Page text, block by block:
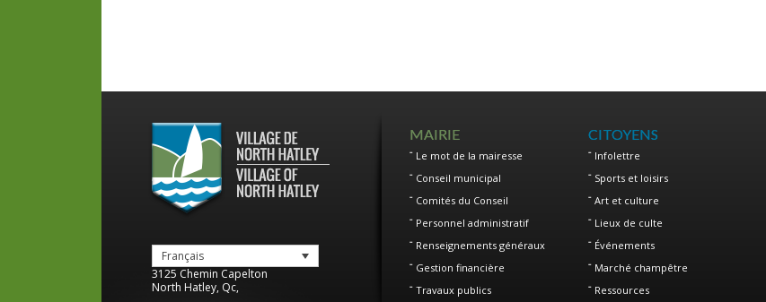
Français
3125 Chemin Capelton
North Hatley, Qc,
MAIRIE
Le mot de la mairesse
Conseil municipal
Comités du Conseil
Personnel administratif
Renseignements généraux
Gestion financière
Travaux publics
CITOYENS
Infolettre
Sports et loisirs
Art et culture
Lieux de culte
Événements
Marché champêtre
Ressources